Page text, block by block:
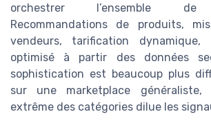
orchestrer l’ensemble de
Recommandations de produits,
vendeurs, tarification
optimisé à partir des données
sophistication est beaucoup plus
sur une marketplace
extrême des catégories dilue les